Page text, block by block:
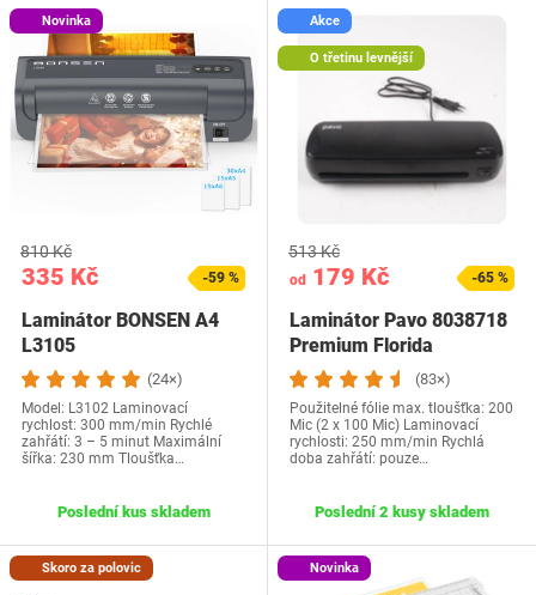
Novinka
335 Kč
810 Kč
-59 %
Laminátor BONSEN A4
L3105
(24×)
Model: L3102 Laminovací
rychlost: 300 mm/min Rychlé
zahřátí: 3 – 5 minut Maximální
šířka: 230 mm Tloušťka…
Poslední kus skladem
Akce
O třetinu levnější
od 179 Kč
513 Kč
-65 %
Laminátor Pavo 8038718
Premium Florida
(83×)
Použitelné fólie max. tloušťka: 200
Mic (2 x 100 Mic) Laminovací
rychlosti: 250 mm/min Rychlá
doba zahřátí: pouze…
Poslední 2 kusy skladem
Skoro za polovic Novinka